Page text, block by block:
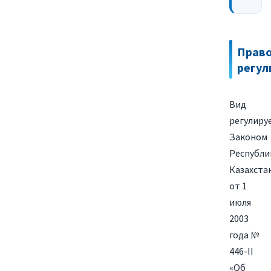
Вид
Законом
от 1
июля
2003
года №
446-II
«Об